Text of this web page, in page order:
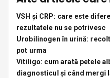
VSH și CRP: care este
rezultatele nu se potrivesc
Urobilinogen în urină:
pot urma
Vitiligo: cum arată petele
diagnosticul și când mergi